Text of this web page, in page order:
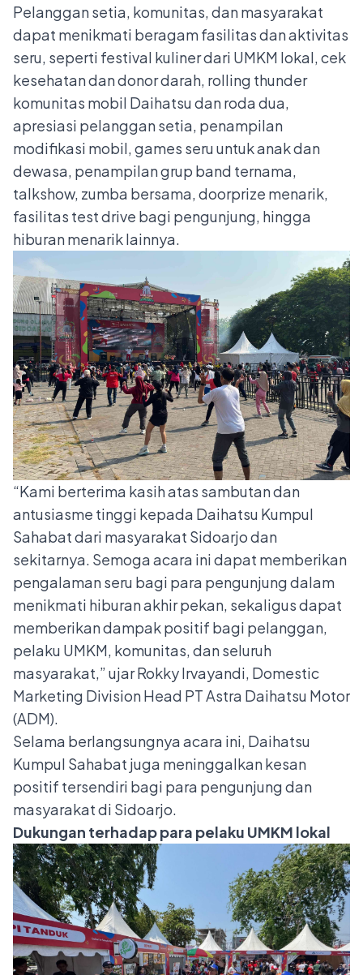
Pelanggan setia, komunitas, dan masyarakat
dapat menikmati beragam fasilitas dan aktivitas
seru, seperti festival kuliner dari UMKM lokal, cek
kesehatan dan donor darah, rolling thunder
komunitas mobil Daihatsu dan roda dua,
apresiasi pelanggan setia, penampilan
modifikasi mobil, games seru untuk anak dan
dewasa, penampilan grup band ternama,
talkshow, zumba bersama, doorprize menarik,
fasilitas test drive bagi pengunjung, hingga
hiburan menarik lainnya.
“Kami berterima kasih atas sambutan dan
antusiasme tinggi kepada Daihatsu Kumpul
Sahabat dari masyarakat Sidoarjo dan
sekitarnya. Semoga acara ini dapat memberikan
pengalaman seru bagi para pengunjung dalam
menikmati hiburan akhir pekan, sekaligus dapat
memberikan dampak positif bagi pelanggan,
pelaku UMKM, komunitas, dan seluruh
masyarakat,” ujar Rokky Irvayandi, Domestic
Marketing Division Head PT Astra Daihatsu Motor
(ADM).
Selama berlangsungnya acara ini, Daihatsu
Kumpul Sahabat juga meninggalkan kesan
positif tersendiri bagi para pengunjung dan
masyarakat di Sidoarjo.
Dukungan terhadap para pelaku UMKM lokal